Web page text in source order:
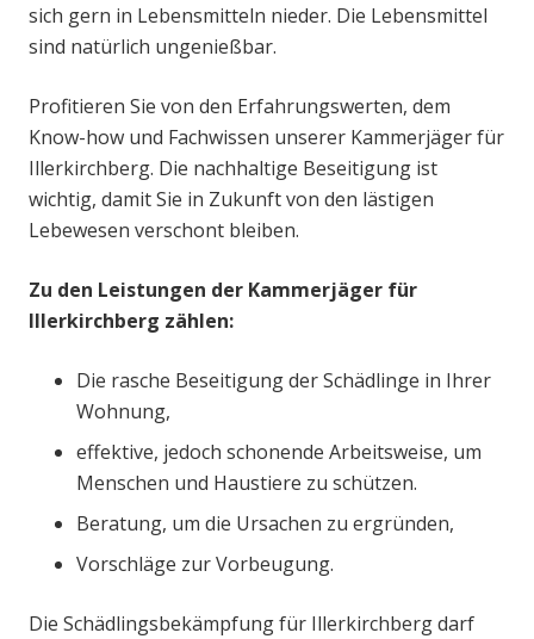
sich gern in Lebensmitteln nieder. Die Lebensmittel
sind natürlich ungenießbar.
Profitieren Sie von den Erfahrungswerten, dem
Know-how und Fachwissen unserer Kammerjäger für
Illerkirchberg. Die nachhaltige Beseitigung ist
wichtig, damit Sie in Zukunft von den lästigen
Lebewesen verschont bleiben.
Zu den Leistungen der Kammerjäger für
Illerkirchberg zählen:
Die rasche Beseitigung der Schädlinge in Ihrer
Wohnung,
effektive, jedoch schonende Arbeitsweise, um
Menschen und Haustiere zu schützen.
Beratung, um die Ursachen zu ergründen,
Vorschläge zur Vorbeugung.
Die Schädlingsbekämpfung für Illerkirchberg darf